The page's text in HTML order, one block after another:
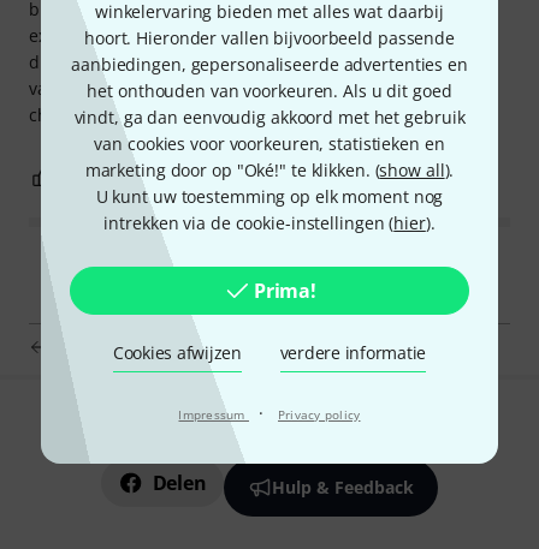
winkelervaring bieden met alles wat daarbij
hoort. Hieronder vallen bijvoorbeeld passende
aanbiedingen, gepersonaliseerde advertenties en
het onthouden van voorkeuren. Als u dit goed
vindt, ga dan eenvoudig akkoord met het gebruik
van cookies voor voorkeuren, statistieken en
marketing door op "Oké!" te klikken. (show all).
U kunt uw toestemming op elk moment nog
intrekken via de cookie-instellingen (hier).
Prima!
Cookies afwijzen verdere informatie
Impressum · Privacy policy
bien expliquée, la double notation portée et tablature, des
exercices pour apprendre à connaître le manche et les
différentes tonalités, et des morceaux très intéressants et
variés pour pratiquer ! Je vous la recommande très
chaleureusement !
0 EVALUATIE MELDEN
Schott Fingerstyle Ukulele
Bevalt het wat u ziet?
Delen Hulp & Feedback